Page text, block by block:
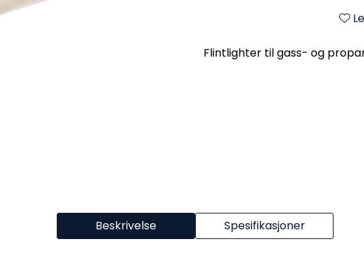
Flintlighter til gass- og
Beskrivelse Spesifikasjoner